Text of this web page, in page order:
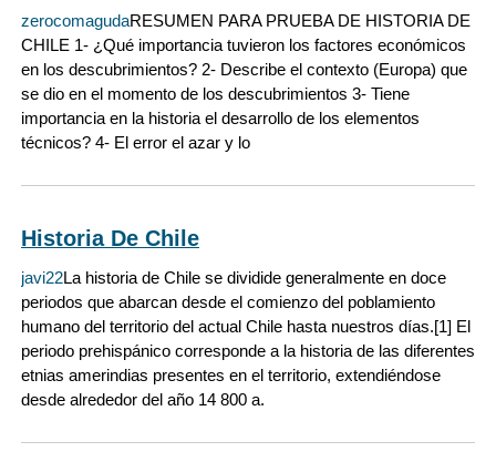
zerocomagudaRESUMEN PARA PRUEBA DE HISTORIA DE
CHILE 1- ¿Qué importancia tuvieron los factores económicos
en los descubrimientos? 2- Describe el contexto (Europa) que
se dio en el momento de los descubrimientos 3- Tiene
importancia en la historia el desarrollo de los elementos
técnicos? 4- El error el azar y lo
Historia De Chile
javi22La historia de Chile se dividide generalmente en doce
periodos que abarcan desde el comienzo del poblamiento
humano del territorio del actual Chile hasta nuestros días.[1] El
periodo prehispánico corresponde a la historia de las diferentes
etnias amerindias presentes en el territorio, extendiéndose
desde alrededor del año 14 800 a.